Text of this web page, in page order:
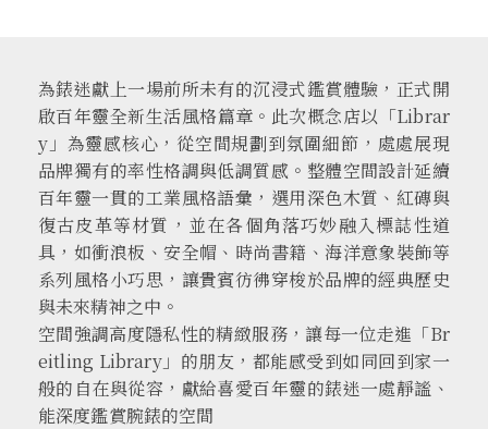
為錶迷獻上一場前所未有的沉浸式鑑賞體驗，正式開
啟百年靈全新生活風格篇章。此次概念店以「Librar
y」為靈感核心，從空間規劃到氛圍細節，處處展現
品牌獨有的率性格調與低調質感。整體空間設計延續
百年靈一貫的工業風格語彙，選用深色木質、紅磚與
復古皮革等材質，並在各個角落巧妙融入標誌性道
具，如衝浪板、安全帽、時尚書籍、海洋意象裝飾等
系列風格小巧思，讓貴賓彷彿穿梭於品牌的經典歷史
與未來精神之中。
空間強調高度隱私性的精緻服務，讓每一位走進「Br
eitling Library」的朋友，都能感受到如同回到家一
般的自在與從容，獻給喜愛百年靈的錶迷一處靜謐、
能深度鑑賞腕錶的空間